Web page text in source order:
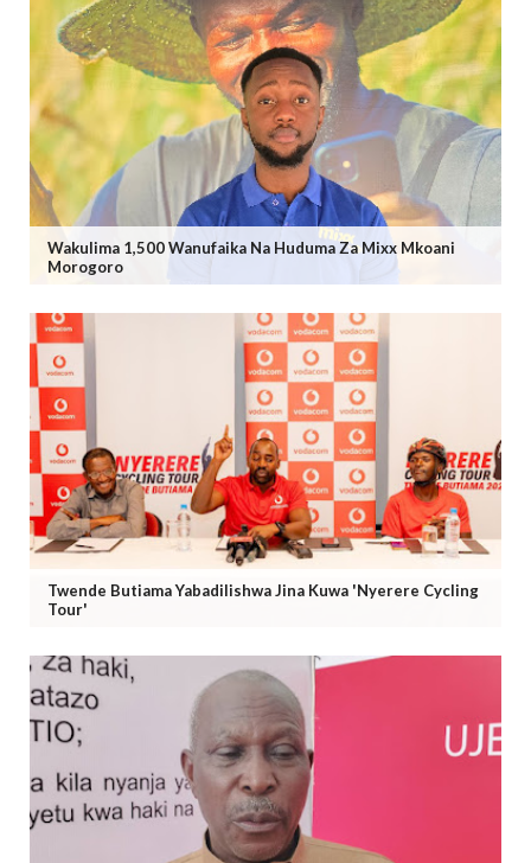
Wakulima 1,500 Wanufaika Na Huduma Za Mixx Mkoani
Morogoro
Twende Butiama Yabadilishwa Jina Kuwa 'Nyerere Cycling
Tour'